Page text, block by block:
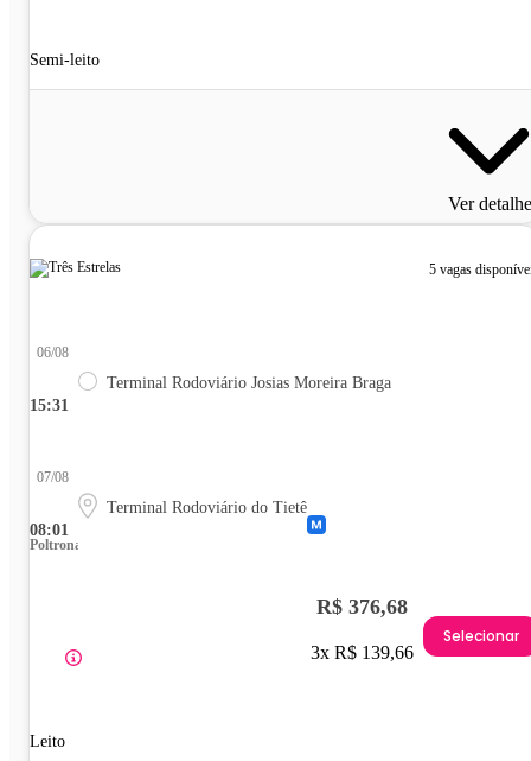
Semi-leito
Ver
5 vagas
15:31
06/08
Terminal Rodoviário Josias Moreira Braga
08:01
07/08
Terminal Rodoviário do Tietê
Poltrona
Leito
R$ 376,68
3x R$ 139,66
Selecionar